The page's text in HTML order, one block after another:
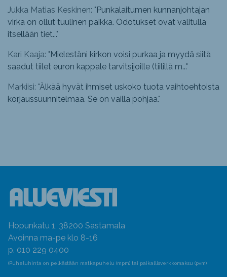
Jukka Matias Keskinen: "Punkalaitumen kunnanjohtajan
virka on ollut tuulinen paikka. Odotukset ovat valitulla
itsellään tiet..."
Kari Kaaja: "Mielestäni kirkon voisi purkaa ja myydä siitä
saadut tiilet euron kappale tarvitsijoille (tiilillä m..."
Markiisi: "Älkää hyvät ihmiset uskoko tuota vaihtoehtoista
korjaussuunnitelmaa. Se on vailla pohjaa."
Hopunkatu 1, 38200 Sastamala
Avoinna ma-pe klo 8-16
p. 010 229 0400
(Puheluhinta on pelkästään matkapuhelu (mpm) tai paikallisverkkomaksu (pvm)